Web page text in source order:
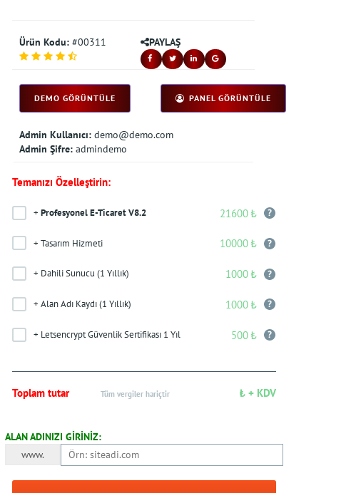
Ürün Kodu: #00311 PAYLAŞ
DEMO GÖRÜNTÜLE PANEL GÖRÜNTÜLE
Admin Kullanıcı: demo@demo.com
Admin Şifre: admindemo
Temanızı Özelleştirin:
+ Profesyonel E-Ticaret V8.2 21600 ₺
+ Tasarım Hizmeti 10000 ₺
+ Dahili Sunucu (1 Yıllık) 1000 ₺
+ Alan Adı Kaydı (1 Yıllık) 1000 ₺
+ Letsencrypt Güvenlik Sertifikası 1 Yıl 500 ₺
Toplam tutar Tüm vergiler hariçtir ₺ + KDV
ALAN ADINIZI GİRİNİZ:
www.